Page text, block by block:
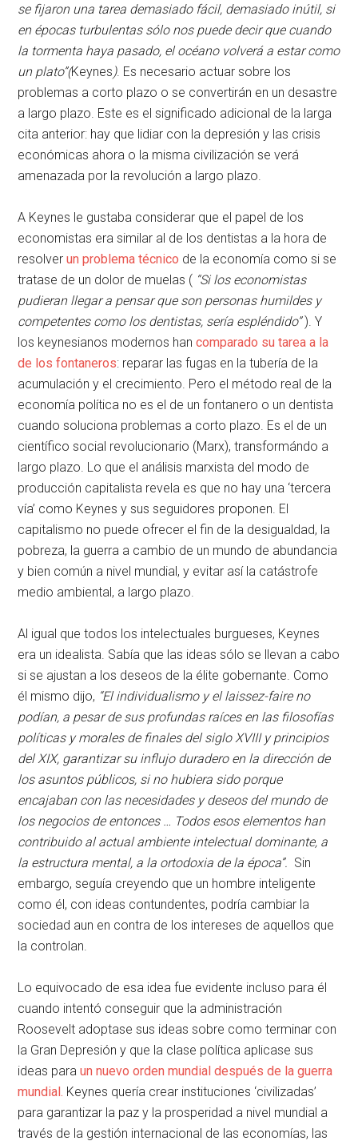
se fijaron una tarea demasiado fácil, demasiado inútil, si
en épocas turbulentas sólo nos puede decir que cuando
la tormenta haya pasado, el océano volverá a estar como
un plato”(Keynes ). Es necesario actuar sobre los
problemas a corto plazo o se convertirán en un desastre
a largo plazo. Este es el significado adicional de la larga
cita anterior: hay que lidiar con la depresión y las crisis
económicas ahora o la misma civilización se verá
amenazada por la revolución a largo plazo.
A Keynes le gustaba considerar que el papel de los
economistas era similar al de los dentistas a la hora de
resolverun problema técnico de la economía como si se
tratase de un dolor de muelas ( “Si los economistas
pudieran llegar a pensar que son personas humildes y
competentes como los dentistas, sería espléndido”). Y
los keynesianos modernos hancomparado su tarea a la
de los fontaneros: reparar las fugas en la tubería de la
acumulación y el crecimiento. Pero el método real de la
economía política no es el de un fontanero o un dentista
cuando soluciona problemas a corto plazo. Es el de un
científico social revolucionario (Marx), transformándo a
largo plazo. Lo que el análisis marxista del modo de
producción capitalista revela es que no hay una ‘tercera
vía’ como Keynes y sus seguidores proponen. El
capitalismo no puede ofrecer el fin de la desigualdad, la
pobreza, la guerra a cambio de un mundo de abundancia
y bien común a nivel mundial, y evitar así la catástrofe
medio ambiental, a largo plazo.
Al igual que todos los intelectuales burgueses, Keynes
era un idealista. Sabía que las ideas sólo se llevan a cabo
si se ajustan a los deseos de la élite gobernante. Como
él mismo dijo, “El individualismo y el laissez-faire no
podían, a pesar de sus profundas raíces en las filosofías
políticas y morales de finales del siglo XVIII y principios
del XIX, garantizar su influjo duradero en la dirección de
los asuntos públicos, si no hubiera sido porque
encajaban con las necesidades y deseos del mundo de
los negocios de entonces … Todos esos elementos han
contribuido al actual ambiente intelectual dominante, a
la estructura mental, a la ortodoxia de la época”. Sin
embargo, seguía creyendo que un hombre inteligente
como él, con ideas contundentes, podría cambiar la
sociedad aun en contra de los intereses de aquellos que
la controlan.
Lo equivocado de esa idea fue evidente incluso para él
cuando intentó conseguir que la administración
Roosevelt adoptase sus ideas sobre como terminar con
la Gran Depresión y que la clase política aplicase sus
ideas paraun nuevo orden mundial después de la guerra
mundial. Keynes quería crear instituciones ‘civilizadas’
para garantizar la paz y la prosperidad a nivel mundial a
través de la gestión internacional de las economías, las